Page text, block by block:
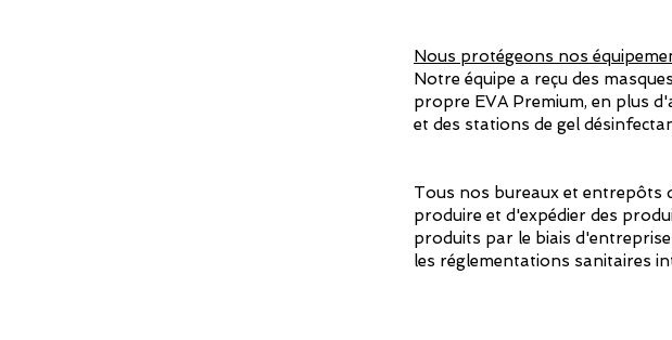
Nous protégeons nos
Notre équipe a reçu des
propre EVA Premium, en plus
et des stations de gel
Tous nos bureaux et entrepôts
produire et d'expédier des
produits par le biais
les réglementations sanitaires